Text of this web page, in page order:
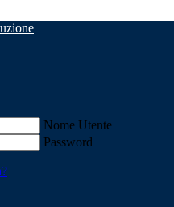
Nome Utente
Password